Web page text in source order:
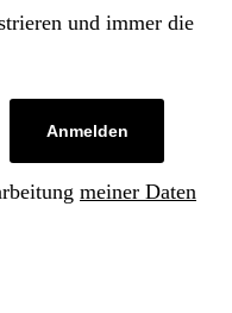
und immer die
Anmelden
meiner Daten